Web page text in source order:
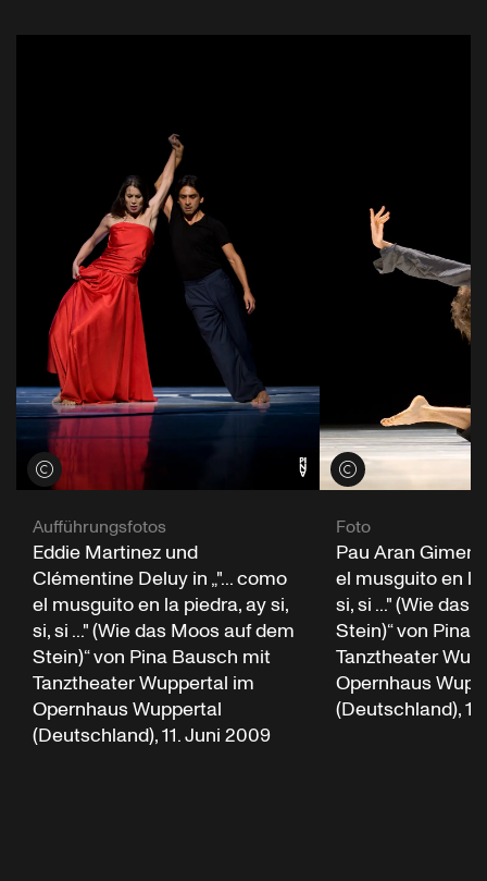
Credits öffnen
Aufführungsfotos
Eddie Martinez und
Clémentine Deluy in „"... como
el musguito en la piedra, ay si,
si, si ..." (Wie das Moos auf dem
Stein)“ von Pina Bausch mit
Tanztheater Wuppertal im
Opernhaus Wuppertal
(Deutschland), 11. Juni 2009
Credits öffnen
Foto
Pau Aran
el musguito en la
si, si ..." (Wie das
Stein)“ von Pina
Tanztheater
Opernhaus
(Deutschland),